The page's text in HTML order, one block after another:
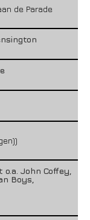
de Parade
John Coffey,
Boys,